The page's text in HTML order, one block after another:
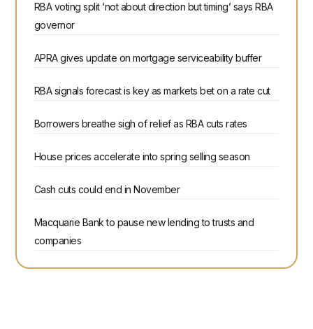
RBA voting split ‘not about direction but timing’ says RBA
governor
APRA gives update on mortgage serviceability buffer
RBA signals forecast is key as markets bet on a rate cut
Borrowers breathe sigh of relief as RBA cuts rates
House prices accelerate into spring selling season
Cash cuts could end in November
Macquarie Bank to pause new lending to trusts and
companies